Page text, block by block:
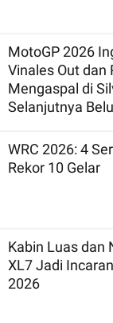
MotoGP 2026
Vinales Out dan
Mengaspal di
Selanjutnya
WRC 2026: 4
Rekor 10 Gelar
Kabin Luas dan
XL7 Jadi
2026